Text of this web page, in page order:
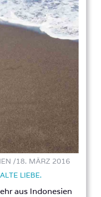
/18. MÄRZ 2016
LIEBE.
aus Indonesien